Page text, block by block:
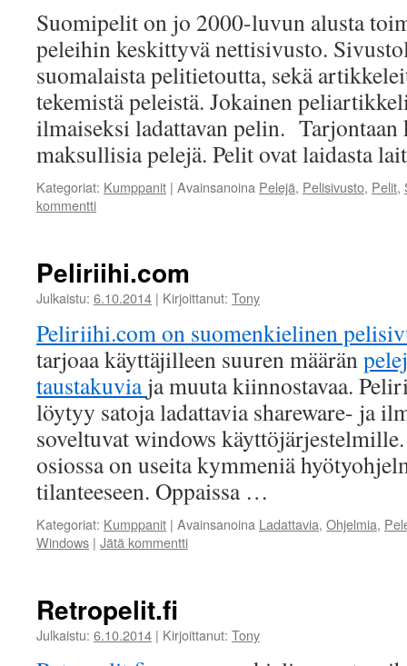
Suomipelit on jo 2000-luvun alusta
peleihin keskittyvä nettisivusto.
suomalaista pelitietoutta, sekä
tekemistä peleistä. Jokainen
ilmaiseksi ladattavan pelin.
maksullisia pelejä. Pelit ovat laidasta
Kategoriat: Kumppanit | Avainsanoina Pelejä, Pelisivusto, Pelit,
kommentti
Peliriihi.com
Julkaistu: 6.10.2014 | Kirjoittanut: Tony
Peliriihi.com on suomenkielinen
tarjoaa käyttäjilleen suuren määrän
taustakuviaja muuta kiinnostavaa.
löytyy satoja ladattavia shareware- ja
soveltuvat windows
osiossa on useita kymmeniä
tilanteeseen. Oppaissa …
Kategoriat: Kumppanit | Avainsanoina Ladattavia, Ohjelmia,
Windows | Jätä kommentti
Retropelit.fi
Julkaistu: 6.10.2014 | Kirjoittanut: Tony